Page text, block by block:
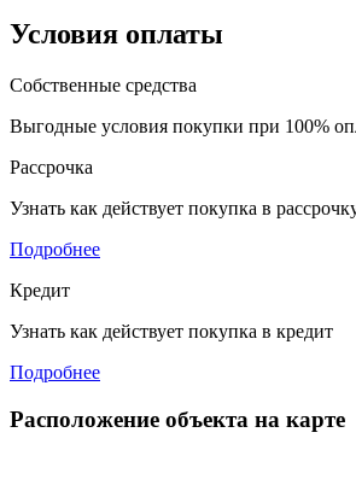
Условия оплаты
Собственные средства
Выгодные условия покупки при 100%
Рассрочка
Узнать как действует покупка в
Подробнее
Кредит
Узнать как действует покупка в кредит
Подробнее
Расположение объекта на карте